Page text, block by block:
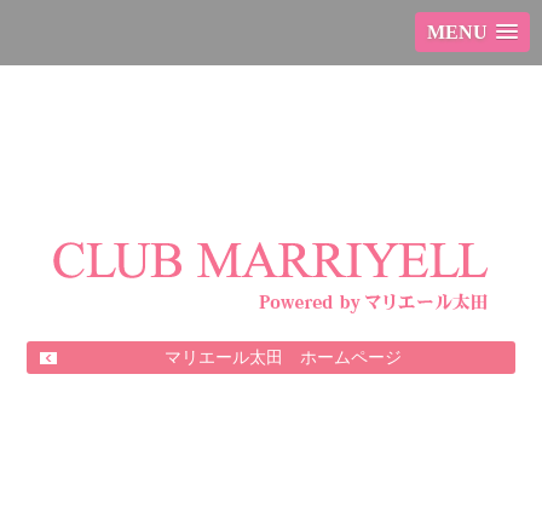
MENU
マリエール太田 ホームページ